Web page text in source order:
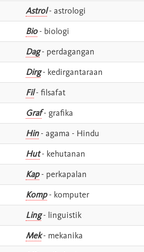
Astrol- astrologi
Bio- biologi
Dag- perdagangan
Dirg- kedirgantaraan
Fil- filsafat
Graf- grafika
Hin- agama - Hindu
Hut- kehutanan
Kap- perkapalan
Komp- komputer
Ling- linguistik
Mek- mekanika